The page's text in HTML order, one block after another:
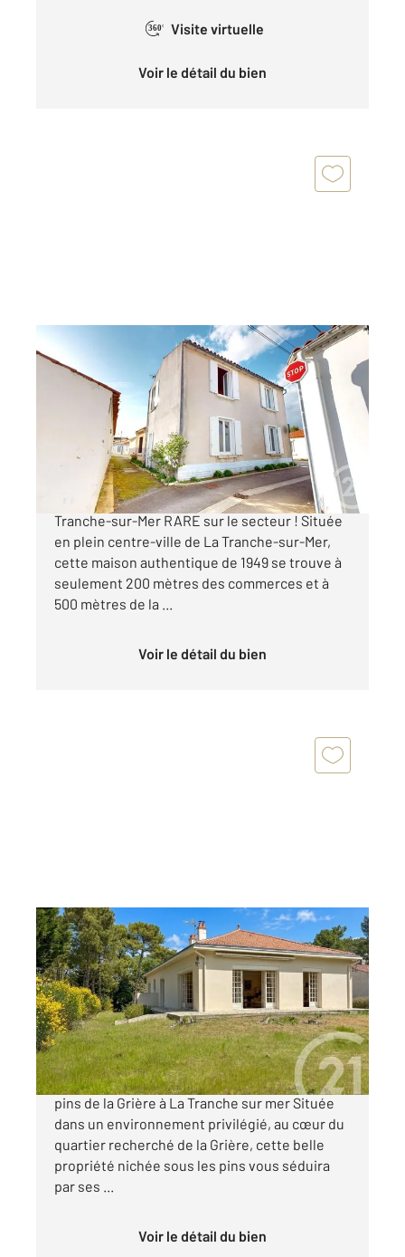
360° Visite virtuelle
Voir le détail du bien
LA TRANCHE SUR MER 85
104,47 m
, 6 pièces
Ref : 2457
Maison à vendre
200 000 €
À VENDRE : Maison de charme au cœur de La
Tranche-sur-Mer RARE sur le secteur ! Située
en plein centre-ville de La Tranche-sur-Mer,
cette maison authentique de 1949 se trouve à
seulement 200 mètres des commerces et à
500 mètres de la ...
Voir le détail du bien
LA TRANCHE SUR MER 85
220 m2, 12 pièces
Ref : 2416
Maison à vendre
581 000 €
À vendre Spacieuse maison familiale sous les
pins de la Grière à La Tranche sur mer Située
dans un environnement privilégié, au cœur du
quartier recherché de la Grière, cette belle
propriété nichée sous les pins vous séduira
par ses ...
Voir le détail du bien